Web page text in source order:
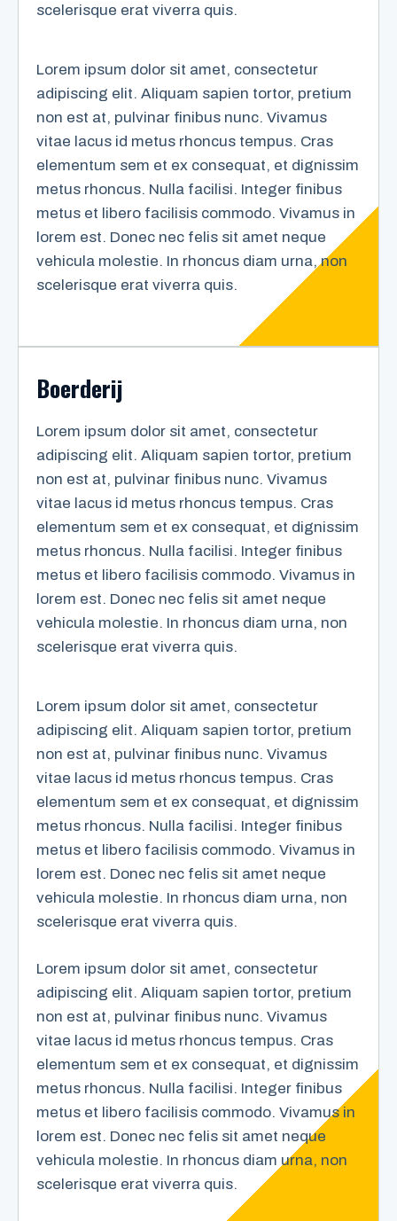
scelerisque erat viverra quis.
Lorem ipsum dolor sit amet, consectetur
adipiscing elit. Aliquam sapien tortor, pretium
non est at, pulvinar finibus nunc. Vivamus
vitae lacus id metus rhoncus tempus. Cras
elementum sem et ex consequat, et dignissim
metus rhoncus. Nulla facilisi. Integer finibus
metus et libero facilisis commodo. Vivamus in
lorem est. Donec nec felis sit amet neque
vehicula molestie. In rhoncus diam urna, non
scelerisque erat viverra quis.
Boerderij
Lorem ipsum dolor sit amet, consectetur
adipiscing elit. Aliquam sapien tortor, pretium
non est at, pulvinar finibus nunc. Vivamus
vitae lacus id metus rhoncus tempus. Cras
elementum sem et ex consequat, et dignissim
metus rhoncus. Nulla facilisi. Integer finibus
metus et libero facilisis commodo. Vivamus in
lorem est. Donec nec felis sit amet neque
vehicula molestie. In rhoncus diam urna, non
scelerisque erat viverra quis.
Lorem ipsum dolor sit amet, consectetur
adipiscing elit. Aliquam sapien tortor, pretium
non est at, pulvinar finibus nunc. Vivamus
vitae lacus id metus rhoncus tempus. Cras
elementum sem et ex consequat, et dignissim
metus rhoncus. Nulla facilisi. Integer finibus
metus et libero facilisis commodo. Vivamus in
lorem est. Donec nec felis sit amet neque
vehicula molestie. In rhoncus diam urna, non
scelerisque erat viverra quis.
Lorem ipsum dolor sit amet, consectetur
adipiscing elit. Aliquam sapien tortor, pretium
non est at, pulvinar finibus nunc. Vivamus
vitae lacus id metus rhoncus tempus. Cras
elementum sem et ex consequat, et dignissim
metus rhoncus. Nulla facilisi. Integer finibus
metus et libero facilisis commodo. Vivamus in
lorem est. Donec nec felis sit amet neque
vehicula molestie. In rhoncus diam urna, non
scelerisque erat viverra quis.